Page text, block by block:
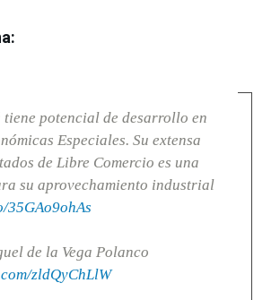
tiene potencial de desarrollo en
Especiales. Su extensa
de Libre Comercio es una
su aprovechamiento industrial
35GAo9ohAs
de la Vega Polanco
zldQyChLlW